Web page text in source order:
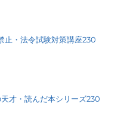
止・法令試験対策講座230
才・読んだ本シリーズ230